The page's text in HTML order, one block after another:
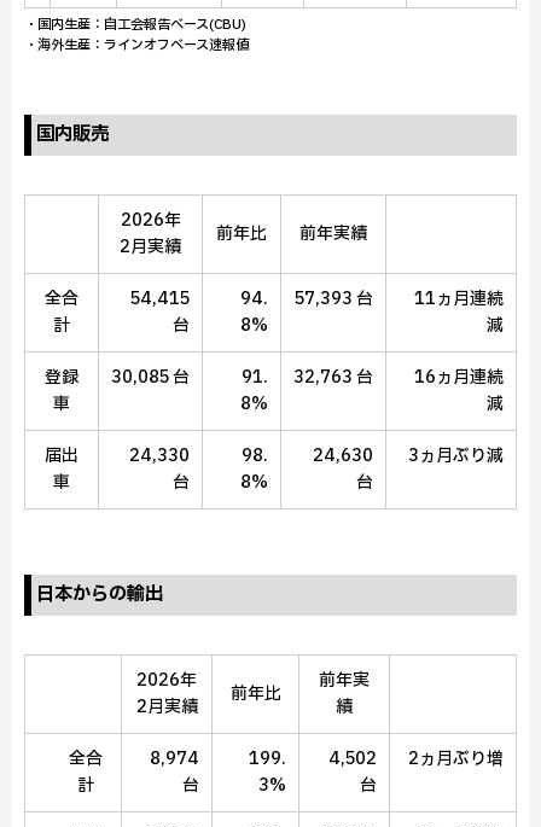
・国内生産：自工会報告ベース(CBU)
・海外生産：ラインオフベース速報値
国内販売
2026年
2月実績
前年比 前年実績
全合
計
54,415
台
94.
8%
57,393 台
11ヵ月連続
減
登録
車
30,085 台
91.
8%
32,763 台
16ヵ月連続
減
届出
車
24,330
台
98.
8%
24,630
台
3ヵ月ぶり減
日本からの輸出
2026年
2月実績
前年比
前年実
績
全合
計
8,974
台
199.
3%
4,502
台
2ヵ月ぶり増